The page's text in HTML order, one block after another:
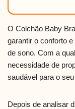
O Colchão Baby
garantir o conforto
de sono. Com a
necessidade de
saudável para o
Depois de analisar